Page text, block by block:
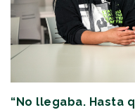
“No llegaba. Hasta